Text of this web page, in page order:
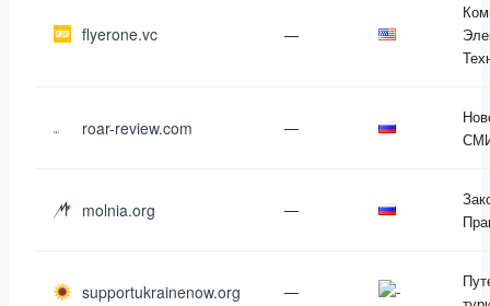
flyerone.vc —
roar-review.com —
molnia.org —
supportukrainenow.org —